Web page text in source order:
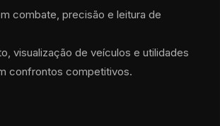
combate, precisão e leitura de
visualização de veículos e utilidades
confrontos competitivos.